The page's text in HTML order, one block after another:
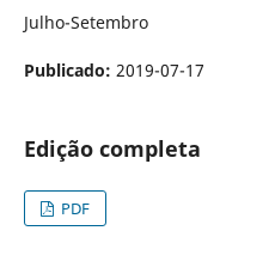
Julho-Setembro
Publicado: 2019-07-17
Edição completa
PDF